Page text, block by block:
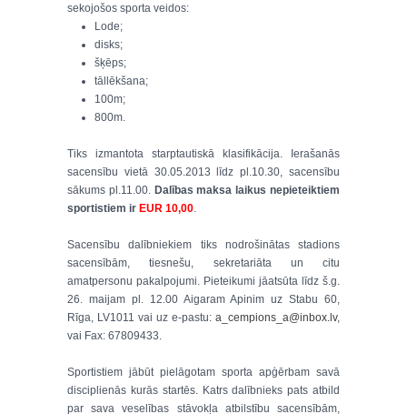
sekojošos sporta veidos:
Lode;
disks;
šķēps;
tāllēkšana;
100m;
800m.
Tiks izmantota starptautiskā klasifikācija. Ierašanās
sacensību vietā 30.05.2013 līdz pl.10.30, sacensību
sākums pl.11.00. Dalības maksa laikus nepieteiktiem
sportistiem ir EUR 10,00.
Sacensību dalībniekiem tiks nodrošinātas stadions
sacensībām, tiesnešu, sekretariāta un citu
amatpersonu pakalpojumi. Pieteikumi jāatsūta līdz š.g.
26. maijam pl. 12.00 Aigaram Apinim uz Stabu 60,
Rīga, LV1011 vai uz e-pastu: a_cempions_a@inbox.lv,
vai Fax: 67809433.
Sportistiem jābūt pielāgotam sporta apģērbam savā
disciplienās kurās startēs. Katrs dalībnieks pats atbild
par sava veselības stāvokļa atbilstību sacensībām,